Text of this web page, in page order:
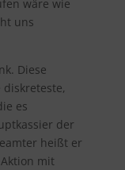
wäre wie
uns
Diese
es
der
heißt er
mit